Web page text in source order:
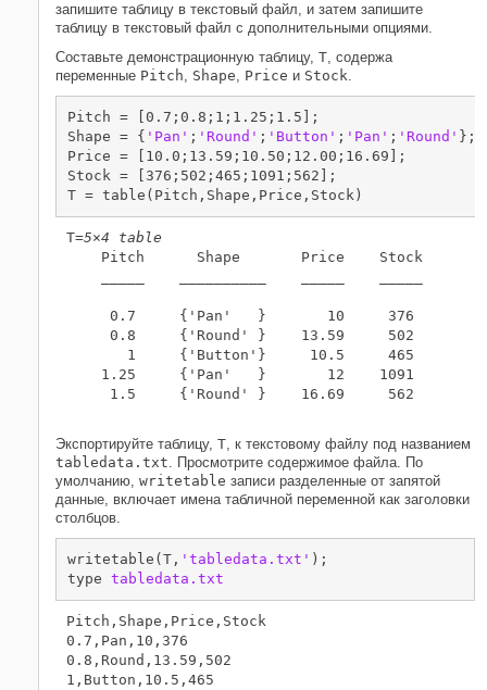
Запись данных к текстовым
файлам
НА ЭТОЙ СТРАНИЦЕ
Таблица экспорта к текстовому
Экспорт массива ячеек в текстовый
Экспорт числового массива к
текстовому файлу
Смотрите также
запишите таблицу в текстовый файл, и затем запишите
таблицу в текстовый файл с дополнительными опциями.
Составьте демонстрационную таблицу, T, содержа
переменные Pitch, Shape, Price и Stock.
Pitch = [0.7;0.8;1;1.25;1.5];
Shape = { 'Pan' ; 'Round' ; 'Button' ; 'Pan' ; 'Round' };
Price = [10.0;13.59;10.50;12.00;16.69];
Stock = [376;502;465;1091;562];
T = table(Pitch,Shape,Price,Stock)
T=5×4 table
    Pitch      Shape       Price    Stock
     0.7     {'Pan'   }       10     376
     0.8     {'Round' }    13.59     502
       1     {'Button'}     10.5     465
    1.25     {'Pan'   }       12    1091
     1.5     {'Round' }    16.69     562
Экспортируйте таблицу, T, к текстовому файлу под названием
tabledata.txt. Просмотрите содержимое файла. По
умолчанию, writetable записи разделенные от запятой
данные, включает имена табличной переменной как заголовки
столбцов.
writetable(T, 'tabledata.txt' );
type tabledata.txt
Pitch,Shape,Price,Stock
0.7,Pan,10,376
0.8,Round,13.59,502
1,Button,10.5,465